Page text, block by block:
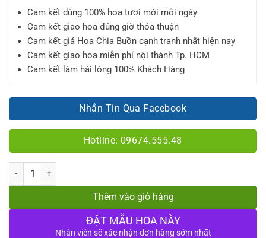
Cam kết dùng 100% hoa tươi mới mỗi ngày
Cam kết giao hoa đúng giờ thỏa thuận
Cam kết giá Hoa Chia Buồn cạnh tranh nhất hiện nay
Cam kết giao hoa miễn phí nội thành Tp. HCM
Cam kết làm hài lòng 100% Khách Hàng
Nhắn Tin Qua Facebook
Hotline: 09674.555.48
Số lượng
Thêm vào giỏ hàng
ĐẶT MẪU HOA NÀY
Nhân viên sẽ xác nhận đơn hàng sớm nhất